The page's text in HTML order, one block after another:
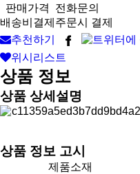
판매가격
전화문의
배송비결제 주문시 결제
추천하기
위시리스트
상품 정보
상품 상세설명
상품 정보 고시
제품소재